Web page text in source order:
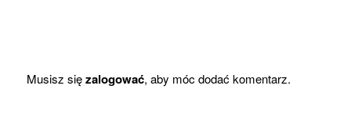
Musisz sięzalogować, aby móc dodać komentarz.